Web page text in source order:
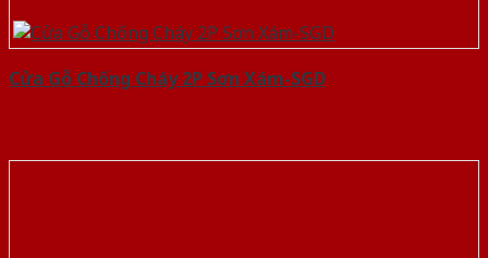
Cửa Gỗ Chống Cháy 2P Sơn Xám-SGD